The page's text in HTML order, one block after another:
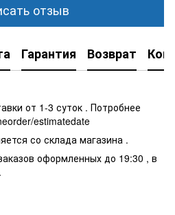
отзыв
Гарантия Возврат
от 1-3 суток . Потробнее
estimatedate
со склада магазина .
оформленных до 19:30 , в